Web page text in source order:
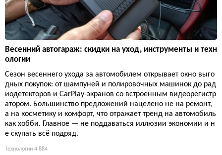
Весенний автогараж: скидки на уход, инструменты и техн
ологии
Сезон весеннего ухода за автомобилем открывает окно выго
дных покупок: от шампуней и полировочных машинок до рад
иодетекторов и CarPlay-экранов со встроенным видеорегистр
атором. Большинство предложений нацелено не на ремонт,
а на косметику и комфорт, что отражает тренд на автомобиль
как хобби. Главное — не поддаваться иллюзии экономии и н
е скупать всё подряд.
Технологии 4 884